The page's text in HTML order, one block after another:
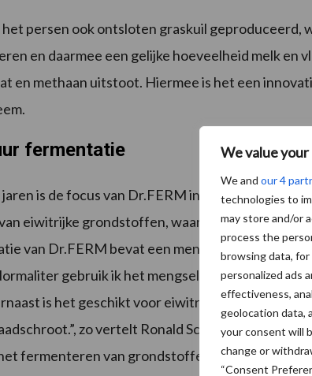
We value
We and our 4
technologies to
may store and/or
process the
browsing data,
personalized ads
effectiveness,
geolocation data,
your consent will
change or
“Consent
persen ook ontsloten graskuil geproduceerd,
en daarmee een gelijke hoeveelheid melk en
en methaan uitstoot. Hiermee is het een
fermentatie
is de focus van Dr.FERM in toenemende
eiwitrijke grondstoffen, waaronder nu ook het
van Dr.FERM bevat een mengsel van twee
gebruik ik het mengsel voor hoge
is het geschikt voor eiwitrijkere mengsels
zo vertelt Ronald Scholten van
fermenteren van grondstoffen. Per week